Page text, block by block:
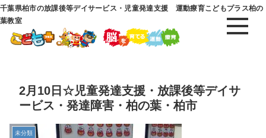
千葉県柏市の放課後等デイサービス・児童発達支援 運動療育こどもプラス柏の
葉教室
2月10日☆児童発達支援・放課後等デイサ
ービス・発達障害・柏の葉・柏市
未分類